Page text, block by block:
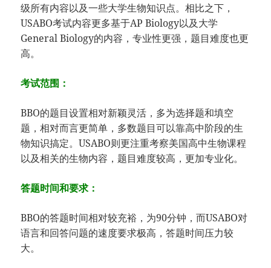
级所有内容以及一些大学生物知识点。相比之下，
USABO考试内容更多基于AP Biology以及大学
General Biology的内容，专业性更强，题目难度也更
高。
考试范围：
BBO的题目设置相对新颖灵活，多为选择题和填空
题，相对而言更简单，多数题目可以靠高中阶段的生
物知识搞定。USABO则更注重考察美国高中生物课程
以及相关的生物内容，题目难度较高，更加专业化。
答题时间和要求：
BBO的答题时间相对较充裕，为90分钟，而USABO对
语言和回答问题的速度要求极高，答题时间压力较
大。